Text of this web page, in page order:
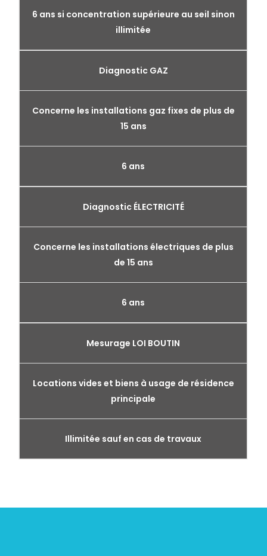
6 ans si concentration supérieure au seil sinon
illimitée
Diagnostic GAZ
Concerne les installations gaz fixes de plus de
15 ans
6 ans
Diagnostic ÉLECTRICITÉ
Concerne les installations électriques de plus
de 15 ans
6 ans
Mesurage LOI BOUTIN
Locations vides et biens à usage de résidence
principale
Illimitée sauf en cas de travaux